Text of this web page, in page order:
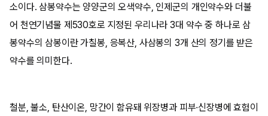
소이다. 삼봉약수는 양양군의 오색약수, 인제군의 개인약수와 더불
어 천연기념물 제530호로 지정된 우리나라 3대 약수 중 하나로 삼
봉약수의 삼봉이란 가칠봉, 응복산, 사삼봉의 3개 산의 정기를 받은
약수를 의미한다.
철분, 불소, 탄산이온, 망간이 함유돼 위장병과 피부·신장병에 효험이